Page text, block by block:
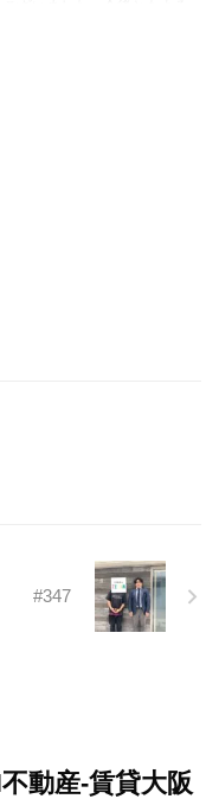
#347
動産-賃貸大阪